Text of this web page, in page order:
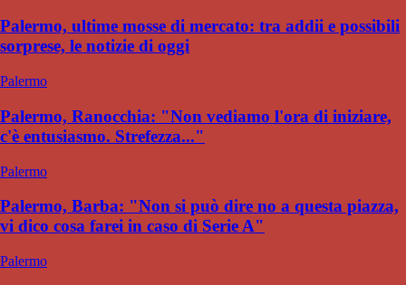
Palermo, ultime mosse di mercato: tra addii e possibili
sorprese, le notizie di oggi
Palermo
Palermo, Ranocchia: "Non vediamo l'ora di iniziare,
c'è entusiasmo. Strefezza..."
Palermo
Palermo, Barba: "Non si può dire no a questa piazza,
vi dico cosa farei in caso di Serie A"
Palermo